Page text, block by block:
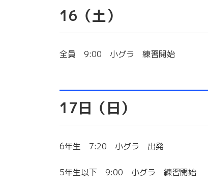
16（土）
全員 9:00 小グラ 練習開始
17日（日）
6年生 7:20 小グラ 出発
5年生以下 9:00 小グラ 練習開始